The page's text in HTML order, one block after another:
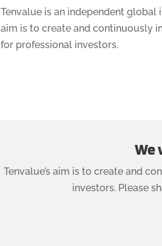
Tenvalue is an independent global
aim is to create and continuously
for professional investors.
We
Tenvalue’s aim is to create and
investors. Please